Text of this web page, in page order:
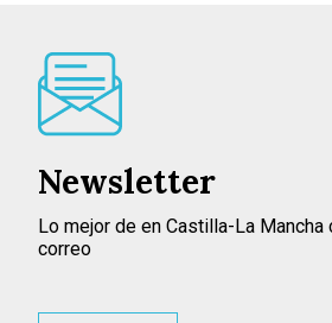
Newsletter
Lo mejor de en Castilla-La Mancha
correo